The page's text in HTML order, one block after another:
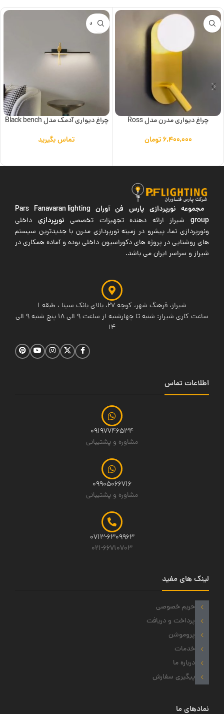
چراغ دیواری مدرن مدل Ross
۶,۴۰۰,۰۰۰تومان
ناموجود
چراغ دیواری آدمک مدل Black bench
تماس بگیرید
مجموعه نورپردازی پارس فن آوران Pars Fanavaran lighting
groupشیراز ارائه دهنده تجهیزات تخصصی نورپردازی داخلی
ونورپردازی نما، پیشرو در زمینه نورپردازی مدرن با جدیدترین سیستم
های روشنایی در پروژه های دکوراسیون داخلی بوده و آماده همکاری در
شیراز و سراسر ایران می باشد.
شیراز، فرهنگ شهر، کوچه 27، بالای بانک سینا ، طبقه 1
ساعت کاری شیراز: شنبه تا چهارشنبه از ساعت 9 الی 18 پنج شنبه 9 الی
14
اطلاعات تماس
09197746534
مشاوره و پشتیبانی
09905066716
مشاوره و پشتیبانی
0713-6309963
021-66710703
لینک های مفید
حریم خصوصی
پرداخت و دریافت
پروموشن
خدمات
درباره ما
پیگیری سفارش
نمادهای ما